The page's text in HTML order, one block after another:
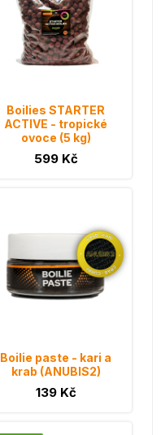
Boilies STARTER
ACTIVE - tropické
ovoce (5 kg)
599 Kč
Boilie paste - kari a
krab (ANUBIS2)
139 Kč